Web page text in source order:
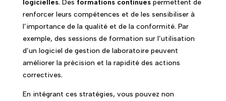
logicielles. Des formations continuespermettent de
renforcer leurs compétences et de les sensibiliser à
l’importance de la qualité et de la conformité. Par
exemple, des sessions de formation sur l’utilisation
d’un logiciel de gestion de laboratoire peuvent
améliorer la précision et la rapidité des actions
correctives.
En intégrant ces stratégies, vous pouvez non